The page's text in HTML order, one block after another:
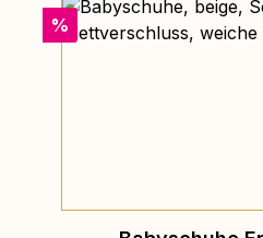
Rabatt
%